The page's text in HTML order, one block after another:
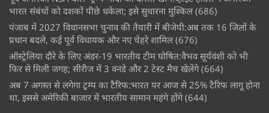
भारत संबंधों को दशकों पीछे धकेला; इसे सुधारना मुश्किल (686)
पंजाब में 2027 विधानसभा चुनाव की तैयारी में बीजेपी:अब तक 16 जिलों के
प्रधान बदले, कई पूर्व विधायक और नए चेहरे शामिल (676)
ऑस्ट्रेलिया दौरे के लिए अंडर-19 भारतीय टीम घोषित:वैभव सूर्यवंशी को भी
फिर से मिली जगह; सीरीज में 3 वनडे और 2 टेस्ट मैच खेलेंगे (664)
अब 7 अगस्त से लगेगा ट्रम्प का टैरिफ:भारत पर आज से 25% टैरिफ लागू होना
था, इससे अमेरिकी बाजार में भारतीय सामान महंगे होंगे (644)